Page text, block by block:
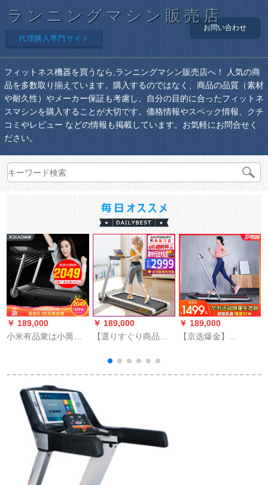
ランニングマシン販売店
代理購入専門サイト
お問い合わせ
フィットネス機器を買うなら,ランニングマシン販売店へ！ 人気の商
品を多数取り揃えています。購入するのではなく、商品の品質（素材
や耐久性）やメーカー保証も考慮し、自分の目的に合ったフィットネ
スマシンを購入することが大切です。価格情報やスペック情報、クチ
コミやレビュー などの情報も掲載しています。お気軽にお問合せく
ださい。
￥ 189,000
小米有品衆は小喬の
折りたたたみ式の超
静音ダンパフィッ
ト。小型ミニウォー
キングキング3 Pro
63 CM走台
￥ 189,000
【選りすぐり商品】
ソンのランニンニン
を全部したんです。
￥ 189,000
【京选爆金】
り付き